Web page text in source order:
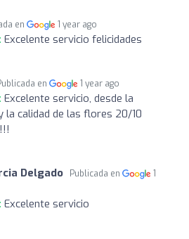
en 1 year ago
Excelente servicio felicidades
en 1 year ago
Excelente servicio, desde la
la calidad de las flores 20/10
Delgado Publicada en
1
Excelente servicio